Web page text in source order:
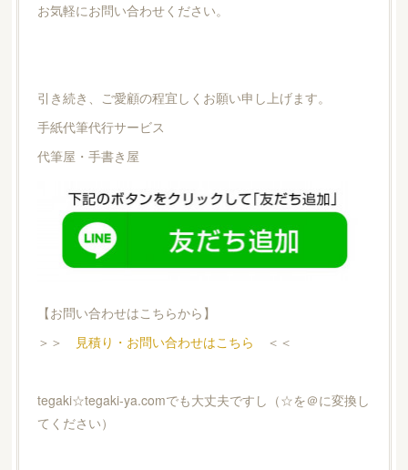
お気軽にお問い合わせください。
引き続き、ご愛顧の程宜しくお願い申し上げます。
手紙代筆代行サービス
代筆屋・手書き屋
【お問い合わせはこちらから】
＞＞
見積り・お問い合わせはこちら ＜＜
tegaki☆tegaki-ya.comでも大丈夫ですし（☆を＠に変換し
てください）